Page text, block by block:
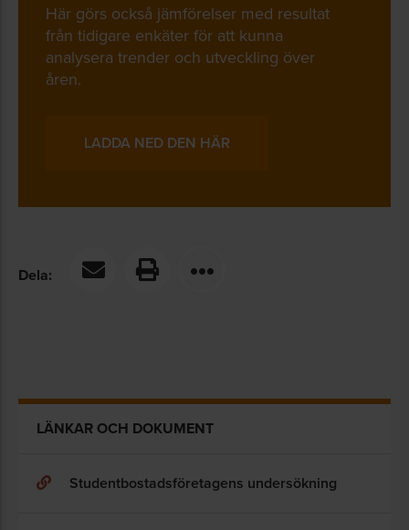
Här görs också jämförelser med resultat
från tidigare enkäter för att kunna
analysera trender och utveckling över
åren.
LADDA NED DEN HÄR
Dela:
LÄNKAR OCH DOKUMENT
Studentbostadsföretagens undersökning